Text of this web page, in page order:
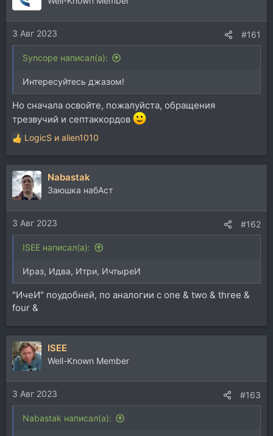
и
и
:3 Авг 2023 #161
Syncope написал(а):
Интересуйтесь джазом!
Но сначала освойте, пожалуйста, обращения
трезвучий и септаккордов
Р
е
а
к
ц
и
и
:
LogicS и alien1010
Nabastak
Заюшка набАст
3 Авг 2023 #162
ISEE написал(а):
Ираз, Идва, Итри, ИчтыреИ
"ИчеИ" поудобней, по аналогии с one & two & three &
four &
ISEE
Well-Known Member
3 Авг 2023 #163
Nabastak написал(а):